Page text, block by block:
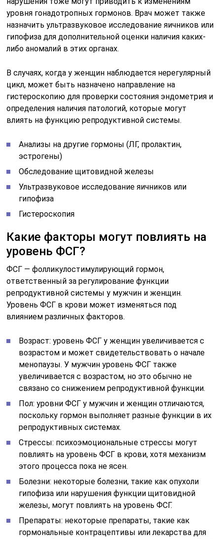
уровня гонадотропных гормонов. Врач может также
назначить ультразвуковое исследование яичников или
гипофиза для дополнительной оценки наличия каких-
либо аномалий в этих органах.
В случаях, когда у женщин наблюдается нерегулярный
цикл, может быть назначено направление на
гистероскопию для проверки состояния эндометрия и
определения наличия патологий, которые могут
влиять на функцию репродуктивной системы.
Анализы на другие гормоны (ЛГ, пролактин,
эстрогены)
Обследование щитовидной железы
Ультразвуковое исследование яичников или
гипофиза
Гистероскопия
Какие факторы могут повлиять на
уровень ФСГ?
ФСГ — фолликулостимулирующий гормон,
ответственный за регулирование функции
репродуктивной системы у мужчин и женщин.
Уровень ФСГ в крови может изменяться под
влиянием различных факторов.
Возраст: уровень ФСГ у женщин увеличивается с
возрастом и может свидетельствовать о начале
менопаузы. У мужчин уровень ФСГ также
увеличивается с возрастом, но это обычно не
связано со снижением репродуктивной функции.
Пол: уровни ФСГ у мужчин и женщин отличаются,
поскольку гормон выполняет разные функции в их
репродуктивных системах.
Стрессы: психоэмоциональные стрессы могут
повлиять на уровень ФСГ в крови, хотя механизм
этого процесса пока не ясен.
Болезни: некоторые болезни, такие как опухоли
гипофиза или нарушения функции щитовидной
железы, могут повлиять на уровень ФСГ.
Препараты: некоторые препараты, такие как
гормональные контрацептивы или лекарства для